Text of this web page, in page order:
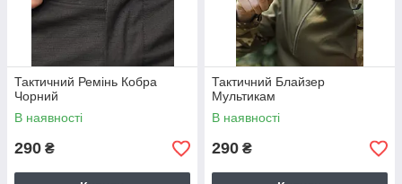
Тактичний Ремінь Кобра
Чорний
В наявності
290 ₴
Тактичний Блайзер
Мультикам
В наявності
290 ₴